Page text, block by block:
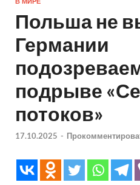
Польша не
Германии
подрыве
потоков»
17.10.2025 -